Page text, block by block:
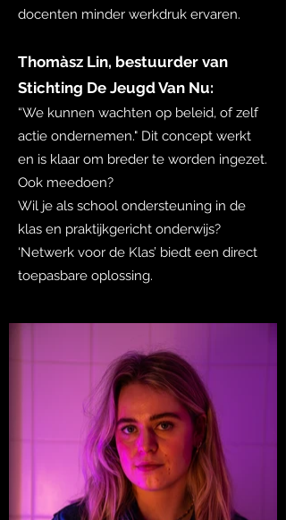
docenten minder werkdruk ervaren.
Thomàsz Lin, bestuurder van
Stichting De Jeugd Van Nu:
“We kunnen wachten op beleid, of zelf
actie ondernemen." Dit concept werkt
en is klaar om breder te worden ingezet.
Ook meedoen?
Wil je als school ondersteuning in de
klas en praktijkgericht onderwijs?
‘Netwerk voor de Klas’ biedt een direct
toepasbare oplossing.